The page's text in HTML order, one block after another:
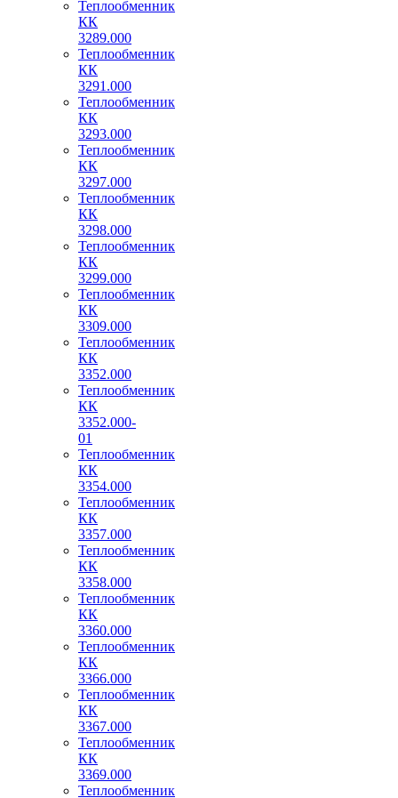
Теплообменник
КК
3289.000
Теплообменник
КК
3291.000
Теплообменник
КК
3293.000
Теплообменник
КК
3297.000
Теплообменник
КК
3298.000
Теплообменник
КК
3299.000
Теплообменник
КК
3309.000
Теплообменник
КК
3352.000
Теплообменник
КК
3352.000-
01
Теплообменник
КК
3354.000
Теплообменник
КК
3357.000
Теплообменник
КК
3358.000
Теплообменник
КК
3360.000
Теплообменник
КК
3366.000
Теплообменник
КК
3367.000
Теплообменник
КК
3369.000
Теплообменник